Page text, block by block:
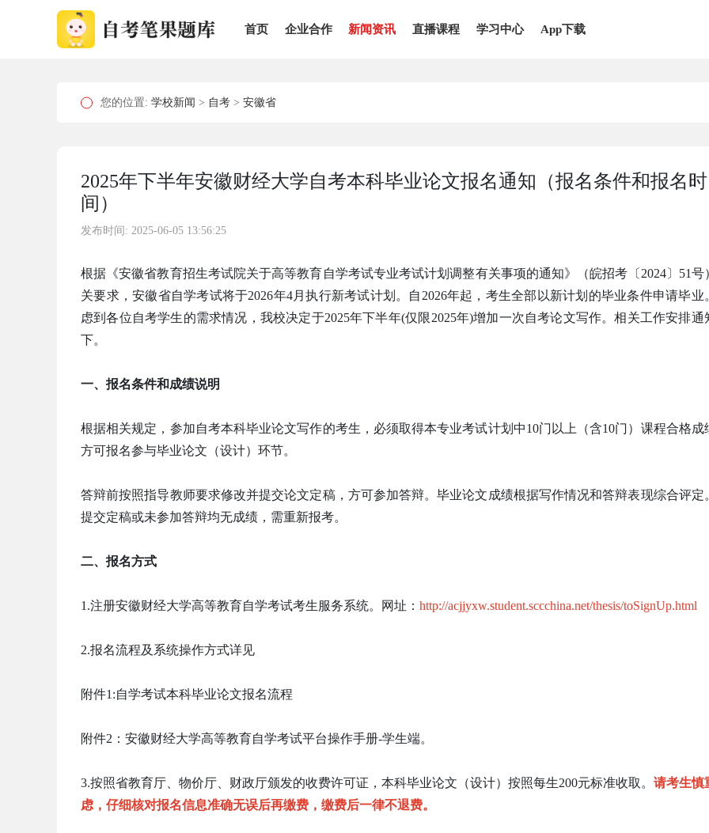
首页 企业合作 新闻资讯 直播课程 学习中心 App下载
您的位置: 学校新闻 > 自考 > 安徽省
2025年下半年安徽财经大学自考本科毕业论文报名通知（报名条件和报名时
间）
发布时间: 2025-06-05 13:56:25
根据《安徽省教育招生考试院关于高等教育自学考试专业考试计划调整有关事项的通知》（皖招考〔2024〕51号
关要求，安徽省自学考试将于2026年4月执行新考试计划。自2026年起，考生全部以新计划的毕业条件申请毕业
虑到各位自考学生的需求情况，我校决定于2025年下半年(仅限2025年)增加一次自考论文写作。相关工作安排通
下。
一、报名条件和成绩说明
根据相关规定，参加自考本科毕业论文写作的考生，必须取得本专业考试计划中10门以上（含10门）课程合格成
方可报名参与毕业论文（设计）环节。
答辩前按照指导教师要求修改并提交论文定稿，方可参加答辩。毕业论文成绩根据写作情况和答辩表现综合评定
提交定稿或未参加答辩均无成绩，需重新报考。
二、报名方式
1.注册安徽财经大学高等教育自学考试考生服务系统。网址： http://acjjyxw.student.sccchina.net/thesis/toSignUp.html
2.报名流程及系统操作方式详见
附件1:自学考试本科毕业论文报名流程
附件2：安徽财经大学高等教育自学考试平台操作手册-学生端。
3.按照省教育厅、物价厅、财政厅颁发的收费许可证，本科毕业论文（设计）按照每生200元标准收取。 请考生慎
虑，仔细核对报名信息准确无误后再缴费，缴费后一律不退费。